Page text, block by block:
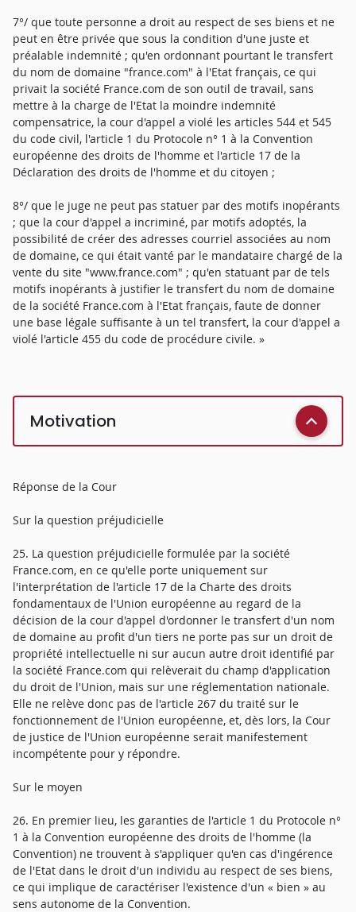
7°/ que toute personne a droit au respect de ses biens et ne
peut en être privée que sous la condition d'une juste et
préalable indemnité ; qu'en ordonnant pourtant le transfert
du nom de domaine "france.com" à l'Etat français, ce qui
privait la société France.com de son outil de travail, sans
mettre à la charge de l'Etat la moindre indemnité
compensatrice, la cour d'appel a violé les articles 544 et 545
du code civil, l'article 1 du Protocole n° 1 à la Convention
européenne des droits de l'homme et l'article 17 de la
Déclaration des droits de l'homme et du citoyen ;
8°/ que le juge ne peut pas statuer par des motifs inopérants
; que la cour d'appel a incriminé, par motifs adoptés, la
possibilité de créer des adresses courriel associées au nom
de domaine, ce qui était vanté par le mandataire chargé de la
vente du site "www.france.com" ; qu'en statuant par de tels
motifs inopérants à justifier le transfert du nom de domaine
de la société France.com à l'Etat français, faute de donner
une base légale suffisante à un tel transfert, la cour d'appel a
violé l'article 455 du code de procédure civile. »
Motivation
Réponse de la Cour
Sur la question préjudicielle
25. La question préjudicielle formulée par la société
France.com, en ce qu'elle porte uniquement sur
l'interprétation de l'article 17 de la Charte des droits
fondamentaux de l'Union européenne au regard de la
décision de la cour d'appel d'ordonner le transfert d'un nom
de domaine au profit d'un tiers ne porte pas sur un droit de
propriété intellectuelle ni sur aucun autre droit identifié par
la société France.com qui relèverait du champ d'application
du droit de l'Union, mais sur une réglementation nationale.
Elle ne relève donc pas de l'article 267 du traité sur le
fonctionnement de l'Union européenne, et, dès lors, la Cour
de justice de l'Union européenne serait manifestement
incompétente pour y répondre.
Sur le moyen
26. En premier lieu, les garanties de l'article 1 du Protocole n°
1 à la Convention européenne des droits de l'homme (la
Convention) ne trouvent à s'appliquer qu'en cas d'ingérence
de l'Etat dans le droit d'un individu au respect de ses biens,
ce qui implique de caractériser l'existence d'un « bien » au
sens autonome de la Convention.